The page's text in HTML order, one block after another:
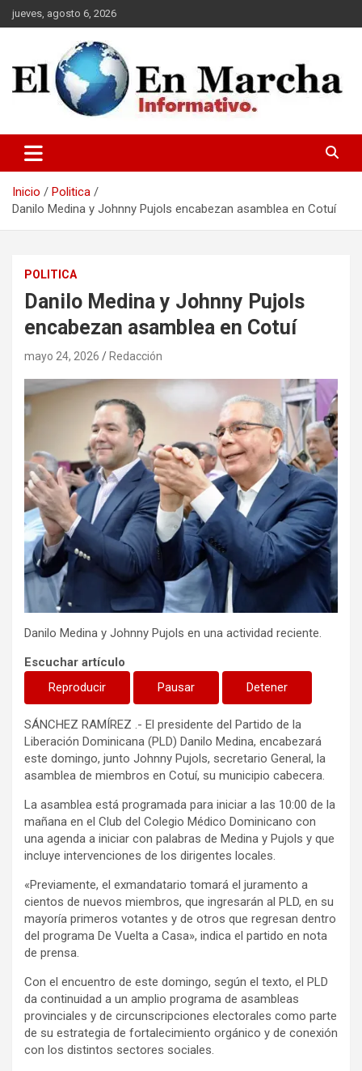
Saltar
al
jueves, agosto 6, 2026
elmundoenmarcha.net
Inicio
Politica
Danilo Medina y Johnny Pujols encabezan asamblea en Cotuí
POLITICA
Danilo Medina y Johnny Pujols
encabezan asamblea en Cotuí
mayo 24, 2026 Redacción
Danilo Medina y Johnny Pujols en una actividad reciente.
Escuchar artículo
Reproducir
Pausar Detener
SÁNCHEZ RAMÍREZ .- El presidente del Partido de la
Liberación Dominicana (PLD) Danilo Medina, encabezará
este domingo, junto Johnny Pujols, secretario General, la
asamblea de miembros en Cotuí, su municipio cabecera.
La asamblea está programada para iniciar a las 10:00 de la
mañana en el Club del Colegio Médico Dominicano con
una agenda a iniciar con palabras de Medina y Pujols y que
incluye intervenciones de los dirigentes locales.
«Previamente, el exmandatario tomará el juramento a
cientos de nuevos miembros, que ingresarán al PLD, en su
mayoría primeros votantes y de otros que regresan dentro
del programa De Vuelta a Casa», indica el partido en nota
de prensa.
Con el encuentro de este domingo, según el texto, el PLD
da continuidad a un amplio programa de asambleas
provinciales y de circunscripciones electorales como parte
de su estrategia de fortalecimiento orgánico y de conexión
con los distintos sectores sociales.